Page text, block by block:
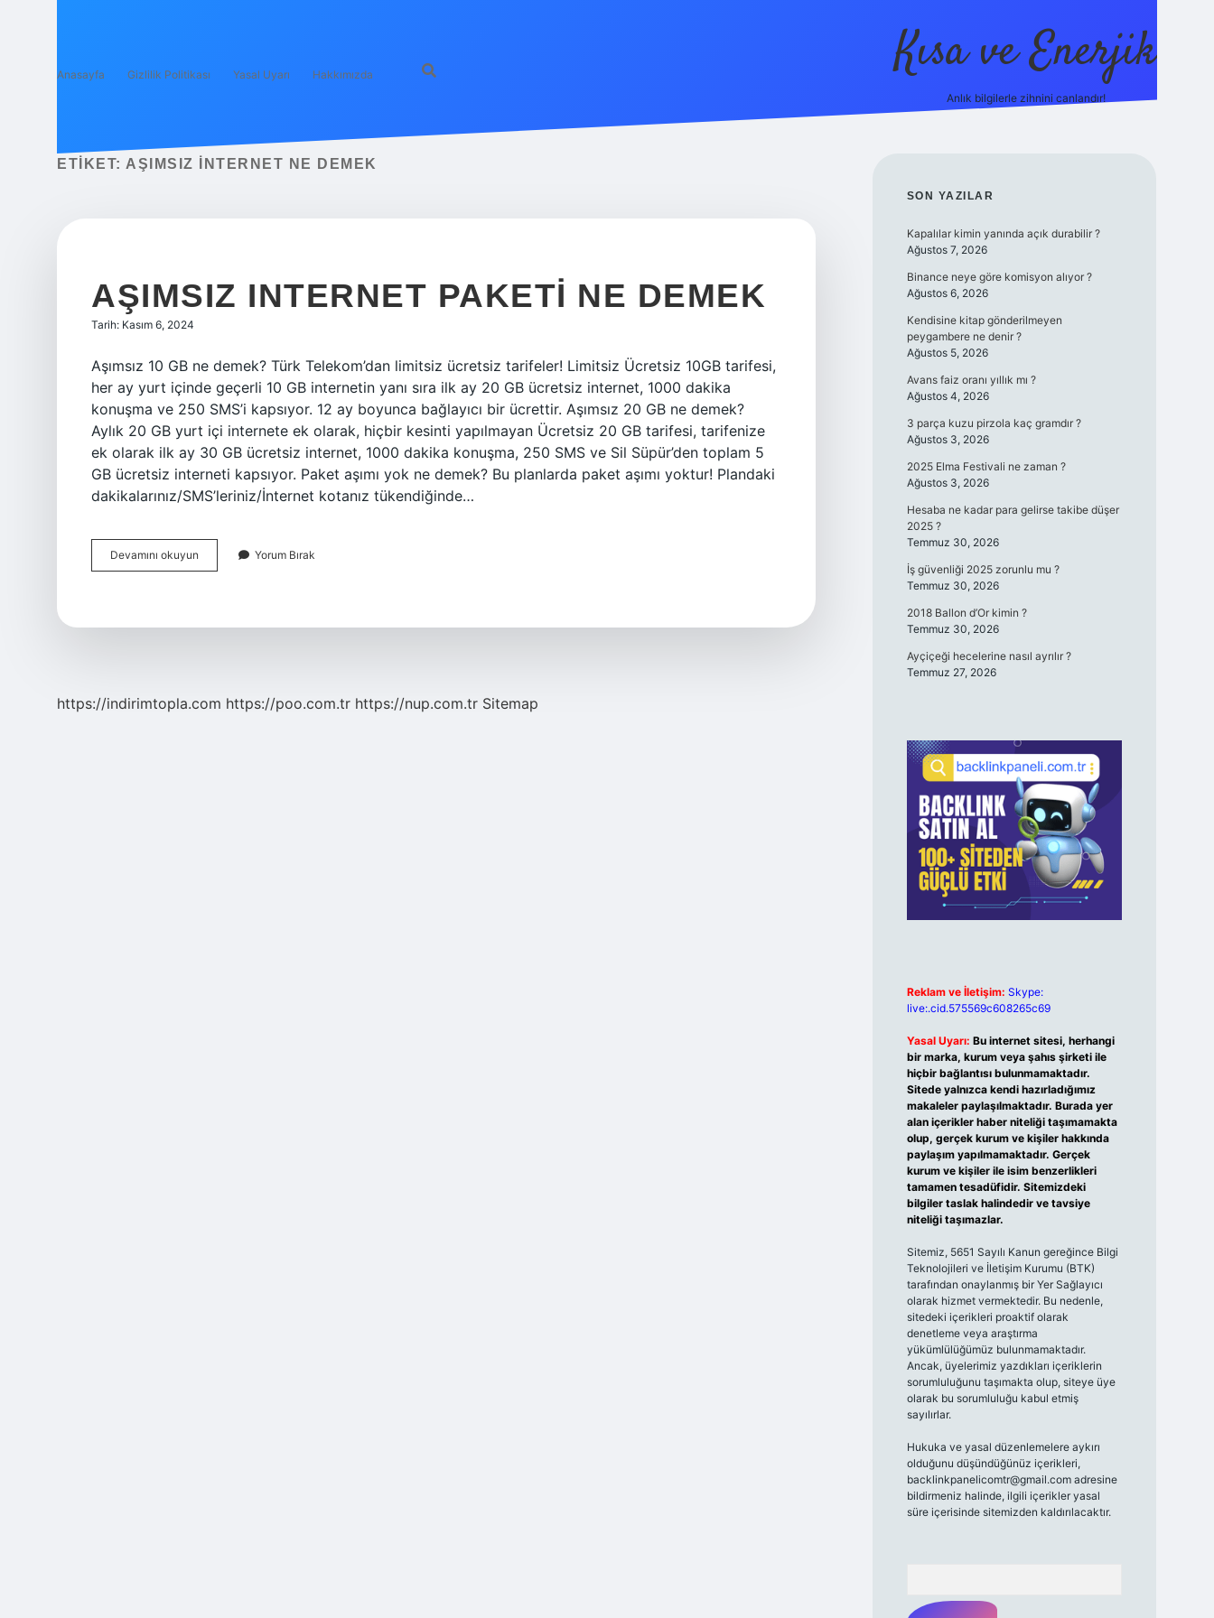
Anasayfa Gizlilik Politikası Yasal Uyarı Hakkımızda Kısa ve Enerjik
Anlık bilgilerle zihnini canlandır!
ETIKET: AŞIMSIZ INTERNET NE DEMEK
AŞIMSIZ INTERNET PAKETI NE DEMEK
Tarih: Kasım 6, 2024
Aşımsız 10 GB ne demek? ​​​​​​​​​​Türk Telekom’dan limitsiz ücretsiz tarifeler! Limitsiz Ücretsiz 10GB tarifesi,
her ay yurt içinde geçerli 10 GB internetin yanı sıra ilk ay 20 GB ücretsiz internet, 1000 dakika
konuşma ve 250 SMS’i kapsıyor. 12 ay boyunca bağlayıcı bir ücrettir. Aşımsız 20 GB ne demek?
Aylık 20 GB yurt içi internete ek olarak, hiçbir kesinti yapılmayan Ücretsiz 20 GB tarifesi, tarifenize
ek olarak ilk ay 30 GB ücretsiz internet, 1000 dakika konuşma, 250 SMS ve Sil Süpür’den toplam 5
GB ücretsiz interneti kapsıyor. Paket aşımı yok ne demek? Bu planlarda paket aşımı yoktur! Plandaki
dakikalarınız/SMS’leriniz/İnternet kotanız tükendiğinde…
Devamını okuyun
Internet
Yorum Bırak
https://indirimtopla.com https://poo.com.tr https://nup.com.tr Sitemap
SIDEBAR
SON YAZILAR
Kapalılar kimin yanında açık durabilir ?
Ağustos 7, 2026
Binance neye göre komisyon alıyor ?
Ağustos 6, 2026
Kendisine kitap gönderilmeyen
peygambere ne denir ?
Ağustos 5, 2026
Avans faiz oranı yıllık mı ?
Ağustos 4, 2026
3 parça kuzu pirzola kaç gramdır ?
Ağustos 3, 2026
2025 Elma Festivali ne zaman ?
Ağustos 3, 2026
Hesaba ne kadar para gelirse takibe düşer
2025 ?
Temmuz 30, 2026
İş güvenliği 2025 zorunlu mu ?
Temmuz 30, 2026
2018 Ballon d’Or kimin ?
Temmuz 30, 2026
Ayçiçeği hecelerine nasıl ayrılır ?
Temmuz 27, 2026
Reklam ve İletişim: Skype:
live:.cid.575569c608265c69
Yasal Uyarı: Bu internet sitesi, herhangi
bir marka, kurum veya şahıs şirketi ile
hiçbir bağlantısı bulunmamaktadır.
Sitede yalnızca kendi hazırladığımız
makaleler paylaşılmaktadır. Burada yer
alan içerikler haber niteliği taşımamakta
olup, gerçek kurum ve kişiler hakkında
paylaşım yapılmamaktadır. Gerçek
kurum ve kişiler ile isim benzerlikleri
tamamen tesadüfidir. Sitemizdeki
bilgiler taslak halindedir ve tavsiye
niteliği taşımazlar.
Sitemiz, 5651 Sayılı Kanun gereğince Bilgi
Teknolojileri ve İletişim Kurumu (BTK)
tarafından onaylanmış bir Yer Sağlayıcı
olarak hizmet vermektedir. Bu nedenle,
sitedeki içerikleri proaktif olarak
denetleme veya araştırma
yükümlülüğümüz bulunmamaktadır.
Ancak, üyelerimiz yazdıkları içeriklerin
sorumluluğunu taşımakta olup, siteye üye
olarak bu sorumluluğu kabul etmiş
sayılırlar.
Hukuka ve yasal düzenlemelere aykırı
olduğunu düşündüğünüz içerikleri,
backlinkpanelicomtr@gmail.comadresine
bildirmeniz halinde, ilgili içerikler yasal
süre içerisinde sitemizden kaldırılacaktır.